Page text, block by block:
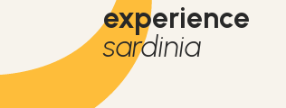
experience
sardinia